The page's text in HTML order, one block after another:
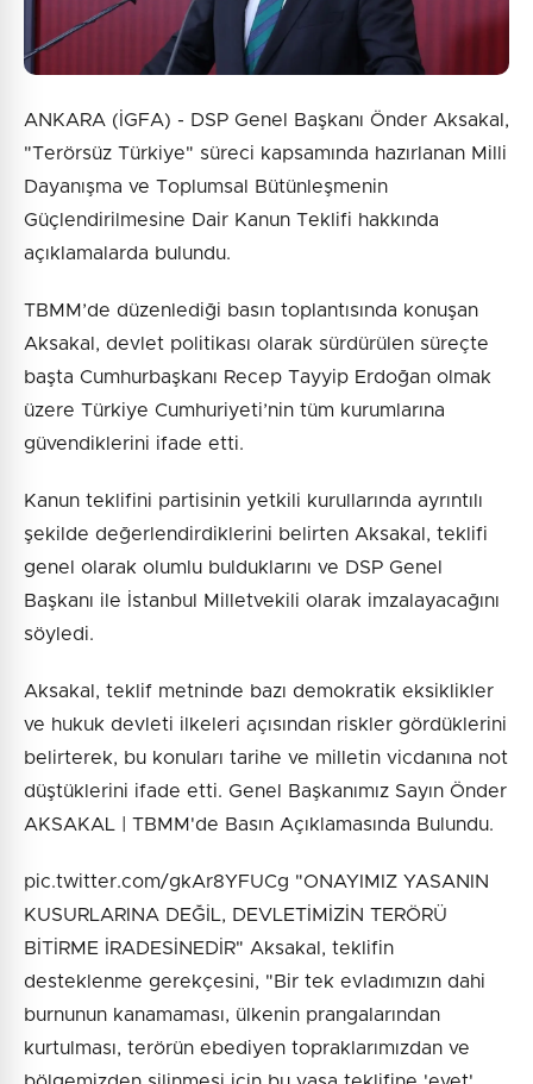
ANKARA (İGFA) - DSP Genel Başkanı Önder Aksakal,
"Terörsüz Türkiye" süreci kapsamında hazırlanan Milli
Dayanışma ve Toplumsal Bütünleşmenin
Güçlendirilmesine Dair Kanun Teklifi hakkında
açıklamalarda bulundu.
TBMM’de düzenlediği basın toplantısında konuşan
Aksakal, devlet politikası olarak sürdürülen süreçte
başta Cumhurbaşkanı Recep Tayyip Erdoğan olmak
üzere Türkiye Cumhuriyeti’nin tüm kurumlarına
güvendiklerini ifade etti.
Kanun teklifini partisinin yetkili kurullarında ayrıntılı
şekilde değerlendirdiklerini belirten Aksakal, teklifi
genel olarak olumlu bulduklarını ve DSP Genel
Başkanı ile İstanbul Milletvekili olarak imzalayacağını
söyledi.
Aksakal, teklif metninde bazı demokratik eksiklikler
ve hukuk devleti ilkeleri açısından riskler gördüklerini
belirterek, bu konuları tarihe ve milletin vicdanına not
düştüklerini ifade etti. Genel Başkanımız Sayın Önder
AKSAKAL | TBMM'de Basın Açıklamasında Bulundu.
pic.twitter.com/gkAr8YFUCg "ONAYIMIZ YASANIN
KUSURLARINA DEĞİL, DEVLETİMİZİN TERÖRÜ
BİTİRME İRADESİNEDİR" Aksakal, teklifin
desteklenme gerekçesini, "Bir tek evladımızın dahi
burnunun kanamaması, ülkenin prangalarından
kurtulması, terörün ebediyen topraklarımızdan ve